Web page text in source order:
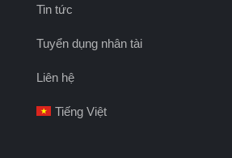
Tin tức
Tuyển dụng nhân tài
Liên hệ
Tiếng Việt